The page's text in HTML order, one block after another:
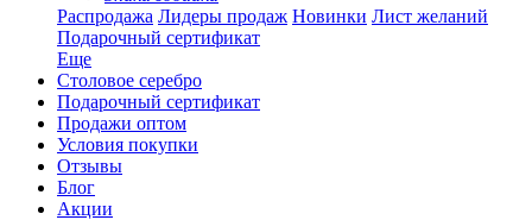
Распродажа Лидеры продаж Новинки Лист желаний
Подарочный сертификат
Еще
Столовое серебро
Подарочный сертификат
Продажи оптом
Условия покупки
Отзывы
Блог
Акции